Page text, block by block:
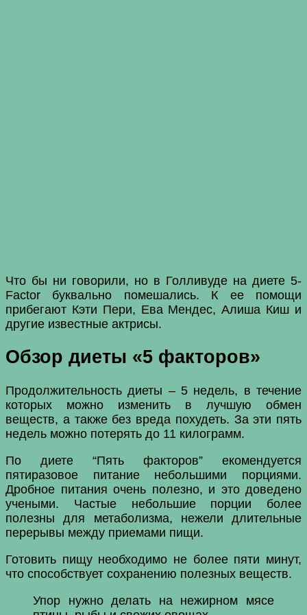
Что бы ни говорили, но в Голливуде на диете 5-
Factor буквально помешались. К ее помощи
прибегают Кэти Пери, Ева Мендес, Алиша Киш и
другие известные актрисы.
Обзор диеты «5 факторов»
Продолжительность диеты – 5 недель, в течение
которых можно изменить в лучшую обмен
веществ, а также без вреда похудеть. За эти пять
недель можно потерять до 11 килограмм.
По диете “Пять факторов” екомендуется
пятиразовое питание небольшими порциями.
Дробное питания очень полезно, и это доведено
учеными. Частые небольшие порции более
полезны для метаболизма, нежели длительные
перерывы между приемами пищи.
Готовить пищу необходимо не более пяти минут,
что способствует сохранению полезных веществ.
Упор нужно делать на нежирном мясе